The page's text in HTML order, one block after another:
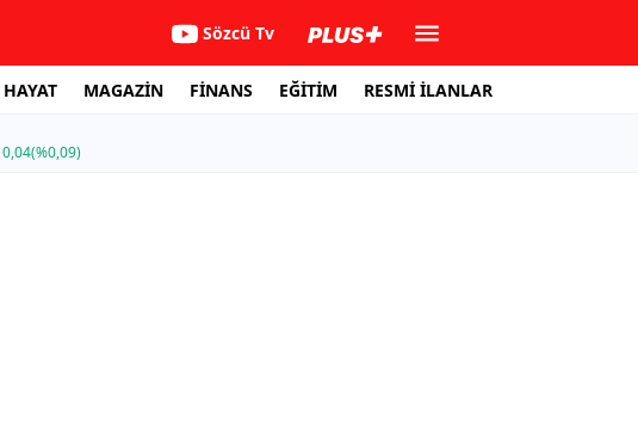
Sözcü Tv
HAYAT MAGAZİN FİNANS EĞİTİM RESMİ İLANLAR
0,04(%0,09)